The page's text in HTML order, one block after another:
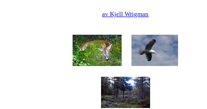
av Kjell Wrigman